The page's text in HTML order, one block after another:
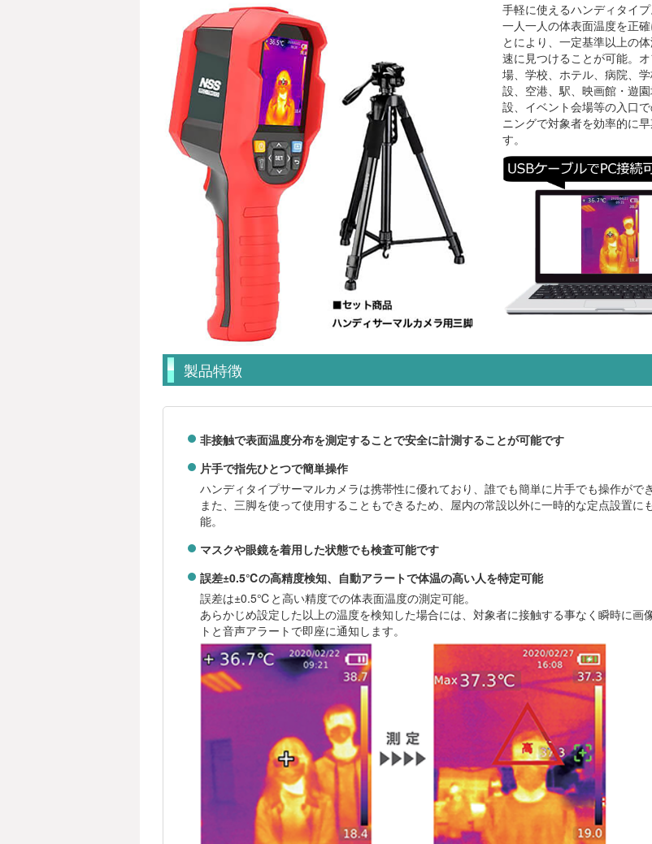
手軽に使えるハンディタイ
一人一人の体表面温度を正
とにより、一定基準以上の
速に見つけることが可能。
場、学校、ホテル、病院、
設、空港、駅、映画館・遊
設、イベント会場等の入口
ニングで対象者を効率的に
す。
製品特徴
非接触で表面温度分布を測定することで安全に計測することが可能です
片手で指先ひとつで簡単操作
ハンディタイプサーマルカメラは携帯性に優れており、誰でも簡単に片手でも操作ができ
また、三脚を使って使用することもできるため、屋内の常設以外に一時的な定点設置に
能。
マスクや眼鏡を着用した状態でも検査可能です
誤差±0.5℃の高精度検知、自動アラートで体温の高い人を特定可能
誤差は±0.5℃と高い精度での体表面温度の測定可能。
あらかじめ設定した以上の温度を検知した場合には、対象者に接触する事なく瞬時に画
トと音声アラートで即座に通知します。